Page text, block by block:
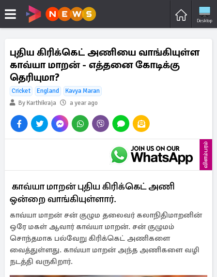
Desktop
புதிய கிரிக்கெட் அணியை வாங்கியுள்ள
காவ்யா மாறன் - எத்தனை கோடிக்கு
தெரியுமா?
Cricket England
Kavya Maran
By Karthikraja
a year ago
விளம்பரம்
காவ்யா மாறன் புதிய கிரிக்கெட் அணி
ஒன்றை வாங்கியுள்ளார்.
காவ்யா மாறன் சன் குழும தலைவர் கலாநிதிமாறனின்
ஒரே மகள் ஆவார் காவ்யா மாறன். சன் குழுமம்
சொந்தமாக பல்வேறு கிரிக்கெட் அணிகளை
வைத்துள்ளது. காவ்யா மாறன் அந்த அணிகளை வழி
நடத்தி வருகிறார்.